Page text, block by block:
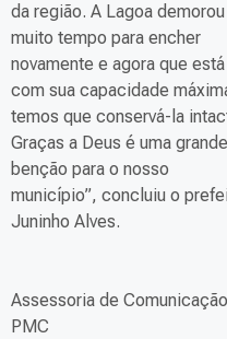
da região. A Lagoa demorou
muito tempo para encher
novamente e agora que está
com sua capacidade
temos que conservá-la
Graças a Deus é uma grande
benção para o nosso
município”, concluiu o
Juninho Alves.
Assessoria de Comunicação
PMC